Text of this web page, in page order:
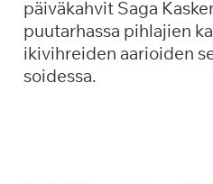
päiväkahvit Saga
puutarhassa pihlajien
ikivihreiden aarioiden
soidessa.